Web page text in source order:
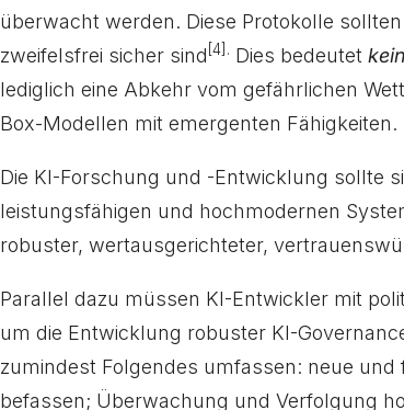
überwacht werden. Diese Protokolle
zweifelsfrei sicher sind [4]. Dies bedeutet
lediglich eine Abkehr vom gefährlichen
Box-Modellen mit emergenten Fähigkeiten.
Die KI-Forschung und -Entwicklung sollte
leistungsfähigen und hochmodernen
robuster, wertausgerichteter,
Parallel dazu müssen KI-Entwickler mit
um die Entwicklung robuster KI-
zumindest Folgendes umfassen: neue und
befassen; Überwachung und Verfolgung